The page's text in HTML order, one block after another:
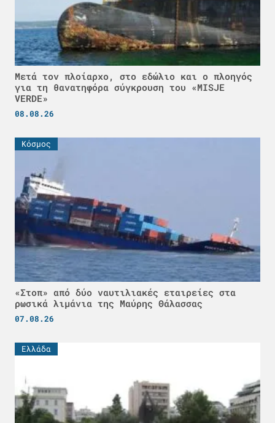
Μετά τον πλοίαρχο, στο εδώλιο και ο πλοηγός
για τη θανατηφόρα σύγκρουση του «MISJE
VERDE»
08.08.26
Κόσμος
«Στοπ» από δύο ναυτιλιακές εταιρείες στα
ρωσικά λιμάνια της Μαύρης Θάλασσας
07.08.26
Ελλάδα